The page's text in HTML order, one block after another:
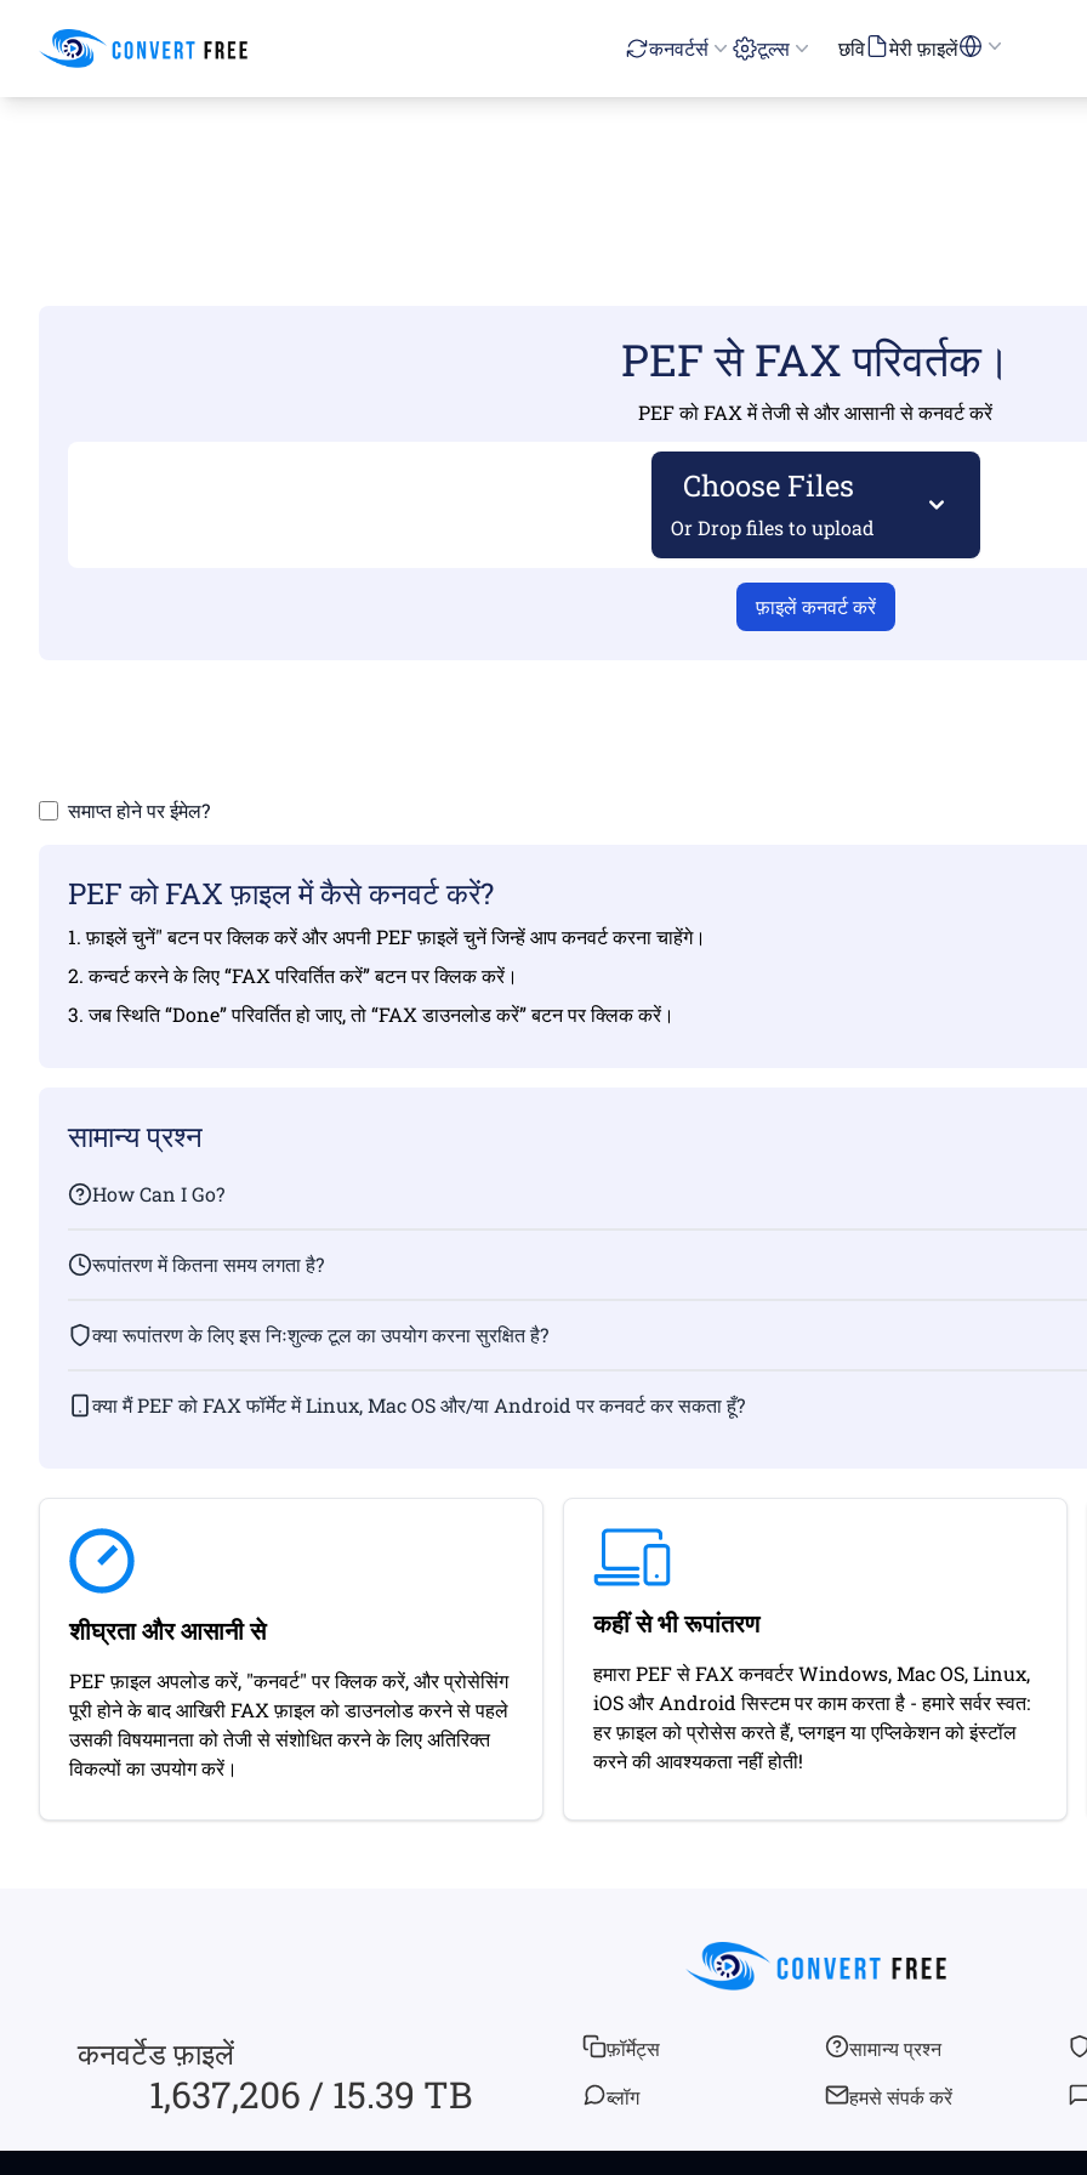
Convert Free कनवर्टर्स टूल्स छवि मेरी फ़ाइलें
PEF से FAX परिवर्तक।
PEF को FAX में तेजी से और आसानी से कनवर्ट करें
Choose Files
Or Drop files to upload
फ़ाइलें कनवर्ट करें
समाप्त होने पर ईमेल?
PEF को FAX फ़ाइल में कैसे कनवर्ट करें?
1. फ़ाइलें चुनें" बटन पर क्लिक करें और अपनी PEF फ़ाइलें चुनें जिन्हें आप कनवर्ट करना चाहेंगे।
2. कन्वर्ट करने के लिए “FAX परिवर्तित करें” बटन पर क्लिक करें।
3. जब स्थिति “Done” परिवर्तित हो जाए, तो “FAX डाउनलोड करें” बटन पर क्लिक करें।
सामान्य प्रश्न
How Can I Go?
रूपांतरण में कितना समय लगता है?
क्या रूपांतरण के लिए इस निःशुल्क टूल का उपयोग करना सुरक्षित है?
क्या मैं PEF को FAX फॉर्मेट में Linux, Mac OS और/या Android पर कनवर्ट कर सकता हूँ?
शीघ्रता और आसानी से
PEF फ़ाइल अपलोड करें, "कनवर्ट" पर क्लिक करें, और प्रोसेसिंग
पूरी होने के बाद आखिरी FAX फ़ाइल को डाउनलोड करने से पहले
उसकी विषयमानता को तेजी से संशोधित करने के लिए अतिरिक्त
विकल्पों का उपयोग करें।
कहीं से भी रूपांतरण
हमारा PEF से FAX कनवर्टर Windows, Mac OS, Linux,
iOS और Android सिस्टम पर काम करता है - हमारे सर्वर स्वत:
हर फ़ाइल को प्रोसेस करते हैं, प्लगइन या एप्लिकेशन को इंस्टॉल
करने की आवश्यकता नहीं होती!
कनवर्टेड फ़ाइलें
1,637,206 / 15.39 TB
फ़ॉर्मेट्स
ब्लॉग
सामान्य प्रश्न
हमसे संपर्क करें